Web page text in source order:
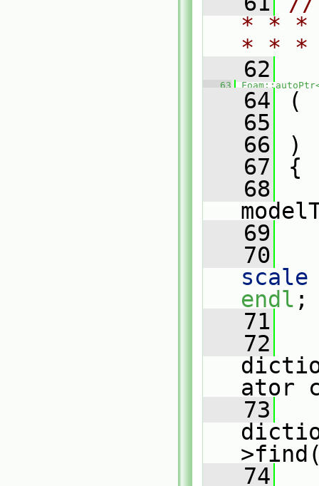
* * *
* *
   62
   63
   64
(
   65
   66
)
   67
{
   68
   69
   70
scale
endl ;
   71
   72
ator
   73
   74